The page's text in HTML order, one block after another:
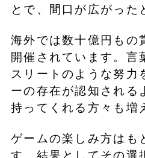
とで、間口が広がった
海外では数十億円もの
開催されています。言
スリートのような努力
ーの存在が認知される
持ってくれる方々も増
ゲームの楽しみ方はも
す。結果としてその選